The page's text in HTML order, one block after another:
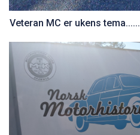
Veteran MC er ukens tema......